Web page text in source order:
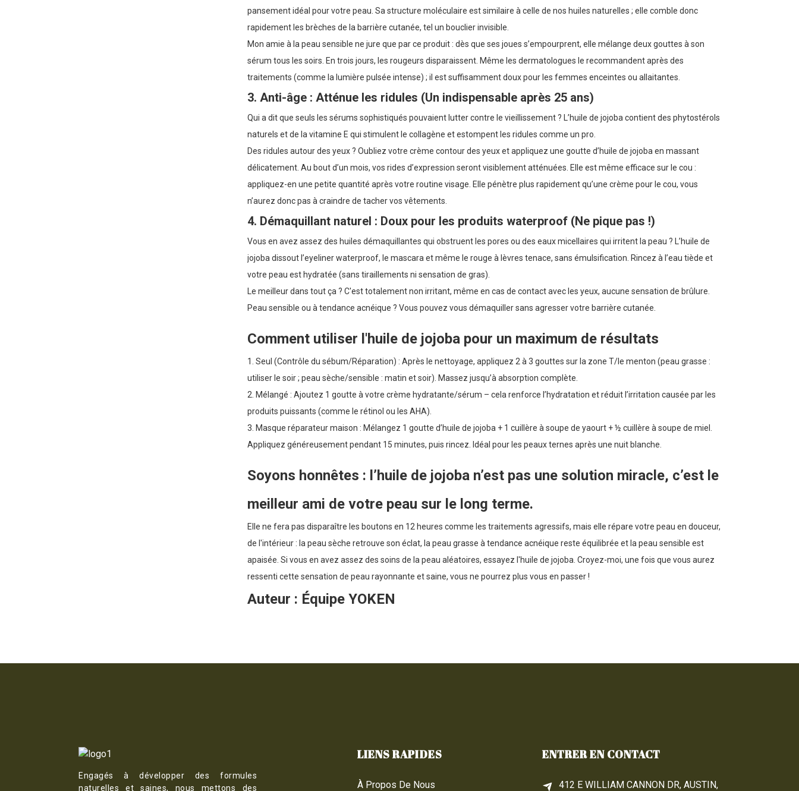
pansement idéal pour votre peau. Sa structure moléculaire est similaire à celle de nos huiles naturelles ; elle comble donc
rapidement les brèches de la barrière cutanée, tel un bouclier invisible.
Mon amie à la peau sensible ne jure que par ce produit : dès que ses joues s’empourprent, elle mélange deux gouttes à son
sérum tous les soirs. En trois jours, les rougeurs disparaissent. Même les dermatologues le recommandent après des
traitements (comme la lumière pulsée intense) ; il est suffisamment doux pour les femmes enceintes ou allaitantes.
3. Anti-âge : Atténue les ridules (Un indispensable après 25 ans)
Qui a dit que seuls les sérums sophistiqués pouvaient lutter contre le vieillissement ? L’huile de jojoba contient des phytostérols
naturels et de la vitamine E qui stimulent le collagène et estompent les ridules comme un pro.
Des ridules autour des yeux ? Oubliez votre crème contour des yeux et appliquez une goutte d’huile de jojoba en massant
délicatement. Au bout d’un mois, vos rides d’expression seront visiblement atténuées. Elle est même efficace sur le cou :
appliquez-en une petite quantité après votre routine visage. Elle pénètre plus rapidement qu’une crème pour le cou, vous
n’aurez donc pas à craindre de tacher vos vêtements.
4. Démaquillant naturel : Doux pour les produits waterproof (Ne pique pas !)
Vous en avez assez des huiles démaquillantes qui obstruent les pores ou des eaux micellaires qui irritent la peau ? L’huile de
jojoba dissout l’eyeliner waterproof, le mascara et même le rouge à lèvres tenace, sans émulsification. Rincez à l’eau tiède et
votre peau est hydratée (sans tiraillements ni sensation de gras).
Le meilleur dans tout ça ? C'est totalement non irritant, même en cas de contact avec les yeux, aucune sensation de brûlure.
Peau sensible ou à tendance acnéique ? Vous pouvez vous démaquiller sans agresser votre barrière cutanée.
Comment utiliser l'huile de jojoba pour un maximum de résultats
1. Seul (Contrôle du sébum/Réparation) : Après le nettoyage, appliquez 2 à 3 gouttes sur la zone T/le menton (peau grasse :
utiliser le soir ; peau sèche/sensible : matin et soir). Massez jusqu’à absorption complète.
2. Mélangé : Ajoutez 1 goutte à votre crème hydratante/sérum – cela renforce l’hydratation et réduit l’irritation causée par les
produits puissants (comme le rétinol ou les AHA).
3. Masque réparateur maison : Mélangez 1 goutte d’huile de jojoba + 1 cuillère à soupe de yaourt + ½ cuillère à soupe de miel.
Appliquez généreusement pendant 15 minutes, puis rincez. Idéal pour les peaux ternes après une nuit blanche.
Soyons honnêtes : l’huile de jojoba n’est pas une solution miracle, c’est le
meilleur ami de votre peau sur le long terme.
Elle ne fera pas disparaître les boutons en 12 heures comme les traitements agressifs, mais elle répare votre peau en douceur,
de l'intérieur : la peau sèche retrouve son éclat, la peau grasse à tendance acnéique reste équilibrée et la peau sensible est
apaisée. Si vous en avez assez des soins de la peau aléatoires, essayez l'huile de jojoba. Croyez-moi, une fois que vous aurez
ressenti cette sensation de peau rayonnante et saine, vous ne pourrez plus vous en passer !
Auteur : Équipe YOKEN
Engagés à développer des formules
naturelles et saines, nous mettons des
LIENS RAPIDES
À Propos De Nous
ENTRER EN CONTACT
412 E WILLIAM CANNON DR, AUSTIN,